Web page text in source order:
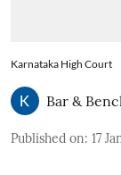
Karnataka High Court
Bar &
Published on: 17